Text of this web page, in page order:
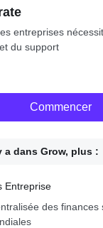
entreprises
du support
Commencer
a dans Grow, plus :
Entreprise
des finances